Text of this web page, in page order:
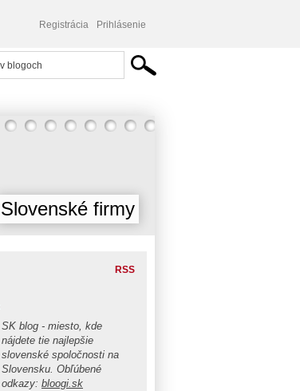
Registrácia Prihlásenie
Slovenské firmy
RSS
SK blog - miesto, kde
nájdete tie najlepšie
slovenské spoločnosti na
Slovensku. Obľúbené
odkazy: bloogi.sk